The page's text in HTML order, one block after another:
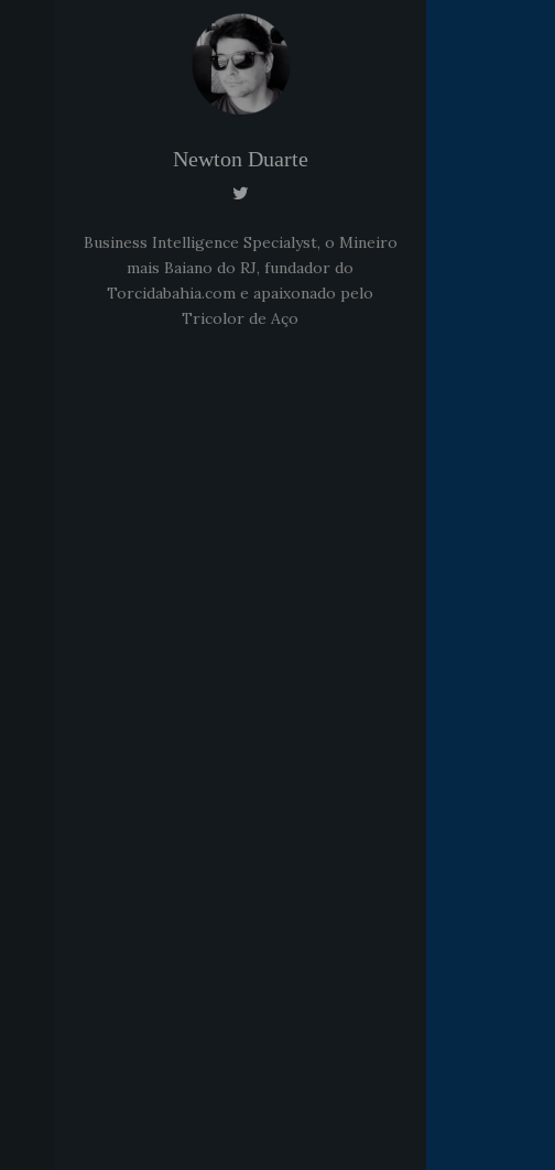
Newton Duarte
Business Intelligence Specialyst, o Mineiro
mais Baiano do RJ, fundador do
Torcidabahia.com e apaixonado pelo
Tricolor de Aço